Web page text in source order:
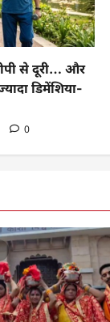
से दूरी… और
डिमेंशिया-
0